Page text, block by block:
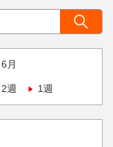
6月
2週 1週